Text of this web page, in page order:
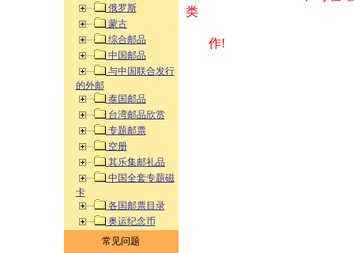
俄罗斯
蒙古
综合邮品
中国邮品
与中国联合发行
的外邮
泰国邮品
台湾邮品欣赏
专题邮票
空册
其乐集邮礼品
中国全套专题磁
卡
各国邮票目录
奥运纪念币
常见问题
类 方式告之
作!